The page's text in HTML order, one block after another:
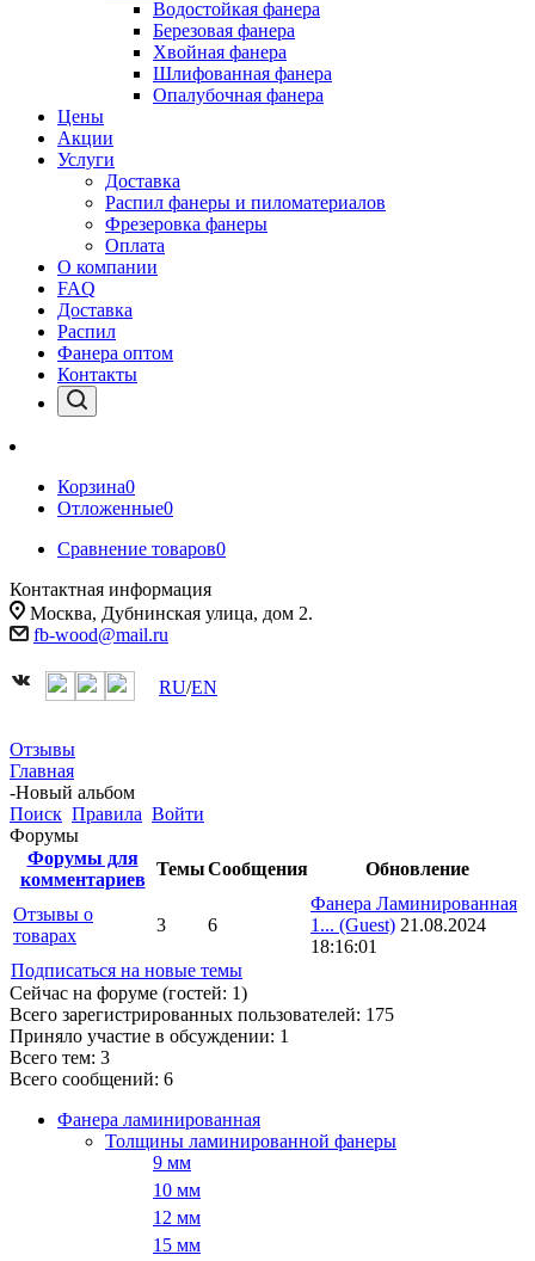
Водостойкая фанера
Березовая фанера
Хвойная фанера
Шлифованная фанера
Опалубочная фанера
Цены
Акции
Услуги
Доставка
Распил фанеры и пиломатериалов
Фрезеровка фанеры
Оплата
О компании
FAQ
Доставка
Распил
Фанера оптом
Контакты
Корзина0
Отложенные0
Сравнение товаров0
Контактная информация
Москва, Дубнинская улица, дом 2.
fb-wood@mail.ru
RU/EN
Отзывы
Главная
-Новый альбом
Поиск Правила Войти
Форумы
Форумы для
комментариев
ТемыСообщения Обновление
Отзывы о
товарах
3 6
Фанера Ламинированная
1... (Guest) 21.08.2024
18:16:01
Подписаться на новые темы
Сейчас на форуме (гостей: 1)
Всего зарегистрированных пользователей: 175
Приняло участие в обсуждении: 1
Всего тем: 3
Всего сообщений: 6
Фанера ламинированная
Толщины ламинированной фанеры
9 мм
10 мм
12 мм
15 мм